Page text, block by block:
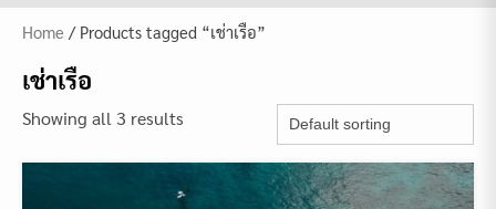
Home / Products tagged “เช่าเรือ”
เช่าเรือ
Showing all 3 results